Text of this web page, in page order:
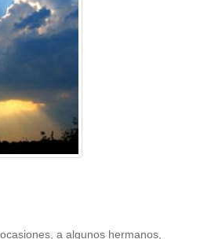
a algunos hermanos,